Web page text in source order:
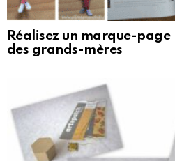
Réalisez un marque-
des grands-mères